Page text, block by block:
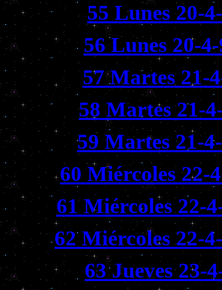
55 Lunes 20-
56 Lunes 20-
57 Martes 21-
58 Martes 21-
59 Martes 21-
60 Miércoles
61 Miércoles 22-
62 Miércoles 22-
63 Jueves 23-